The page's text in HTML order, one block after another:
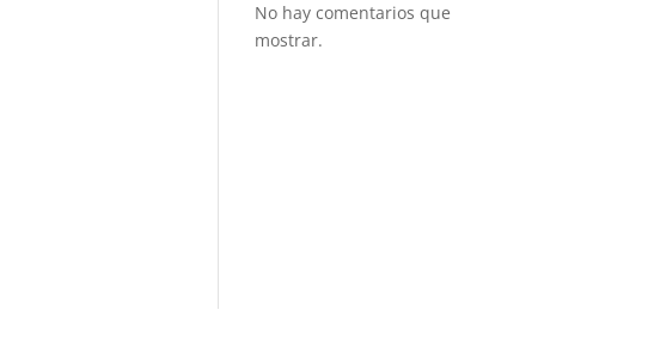
No hay comentarios que
mostrar.